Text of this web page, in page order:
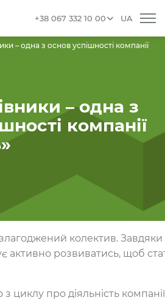
+38 067 332 10 00 UA
– одна з основ успішності компанії
– одна з
компанії
колектив.
активно розвиватись, щоб
з циклу про діяльність